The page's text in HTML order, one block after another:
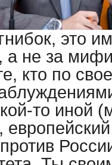
это
а не за
кто по
то иной